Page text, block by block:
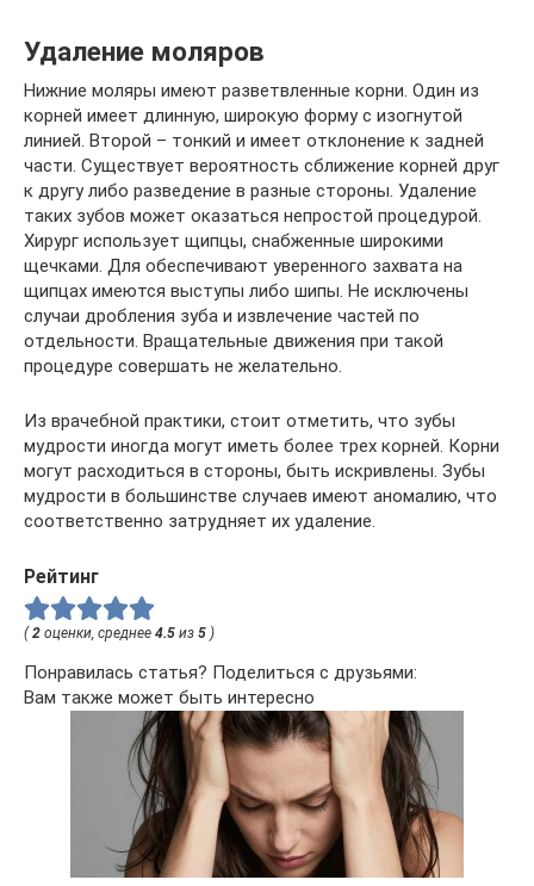
Удаление моляров
Нижние моляры имеют разветвленные корни. Один из
корней имеет длинную, широкую форму с изогнутой
линией. Второй – тонкий и имеет отклонение к задней
части. Существует вероятность сближение корней друг
к другу либо разведение в разные стороны. Удаление
таких зубов может оказаться непростой процедурой.
Хирург использует щипцы, снабженные широкими
щечками. Для обеспечивают уверенного захвата на
щипцах имеются выступы либо шипы. Не исключены
случаи дробления зуба и извлечение частей по
отдельности. Вращательные движения при такой
процедуре совершать не желательно.
Из врачебной практики, стоит отметить, что зубы
мудрости иногда могут иметь более трех корней. Корни
могут расходиться в стороны, быть искривлены. Зубы
мудрости в большинстве случаев имеют аномалию, что
соответственно затрудняет их удаление.
Рейтинг
( 2 оценки, среднее 4.5 из 5 )
Понравилась статья? Поделиться с друзьями:
Вам также может быть интересно